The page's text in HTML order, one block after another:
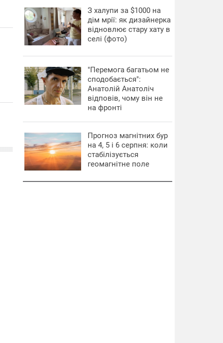
З халупи за $1000 на
дім мрії: як дизайнерка
відновлює стару хату в
селі (фото)
"Перемога багатьом не
сподобається":
Анатолій Анатоліч
відповів, чому він не
на фронті
Прогноз магнітних бур
на 4, 5 і 6 серпня: коли
стабілізується
геомагнітне поле